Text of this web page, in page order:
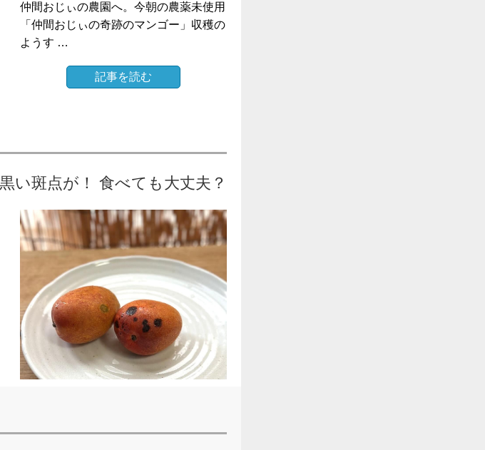
仲間おじぃの農園へ。今朝の農薬未使用
「仲間おじぃの奇跡のマンゴー」収穫の
ようす …
記事を読む
い斑点が！ 食べても大丈夫？